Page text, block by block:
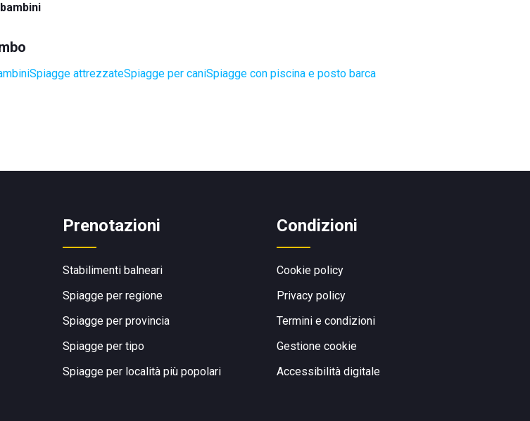
Spiagge attrezzateSpiagge per caniSpiagge con piscina e posto barca
Prenotazioni
Stabilimenti balneari
Spiagge per regione
Spiagge per provincia
Spiagge per tipo
Spiagge per località più popolari
Condizioni
Cookie policy
Privacy policy
Termini e condizioni
Gestione cookie
Accessibilità digitale